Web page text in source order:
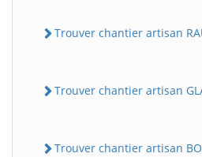
Trouver chantier artisan
Trouver chantier artisan
Trouver chantier artisan